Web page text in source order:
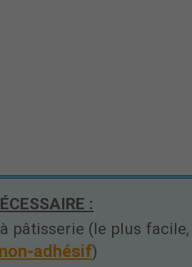
:
pâtisserie (le plus
adhésif)